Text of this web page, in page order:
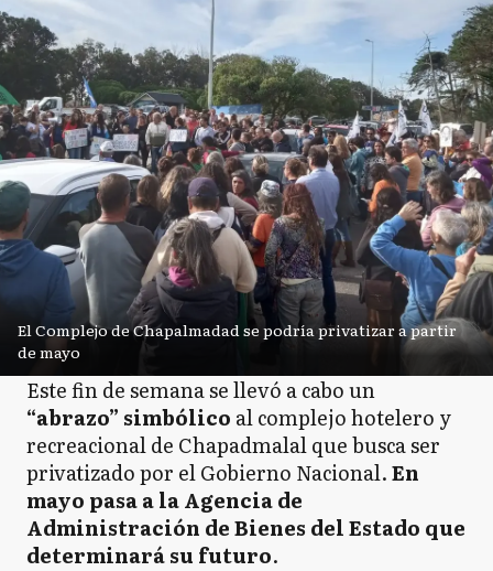
El Complejo de Chapalmadad se podría privatizar a partir
de mayo
Este fin de semana se llevó a cabo un
“abrazo” simbólico al complejo hotelero y
recreacional de Chapadmalal que busca ser
privatizado por el Gobierno Nacional.En
mayo pasa a la Agencia de
Administración de Bienes del Estado que
determinará su futuro.